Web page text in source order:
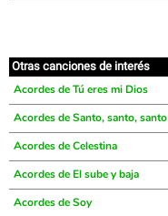
Otras canciones de interés
Acordes de Tú eres mi Dios
Acordes de Santo, santo, santo
Acordes de Celestina
Acordes de El sube y baja
Acordes de Soy